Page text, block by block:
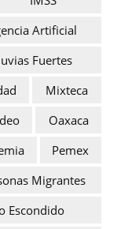
Artificial
Fuertes
Mixteca
Oaxaca
Pemex
Migrantes
Escondido